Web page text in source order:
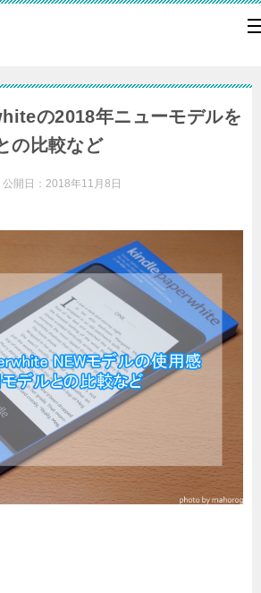
の2018年ニューモデルを
の比較など
公開日： 2018年11月8日